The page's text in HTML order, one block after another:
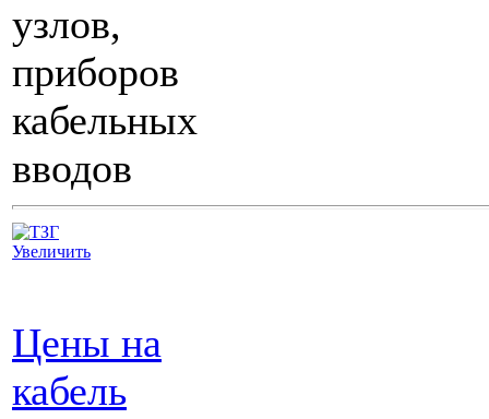
узлов,
приборов
кабельных
вводов
Увеличить
Цены на
кабель